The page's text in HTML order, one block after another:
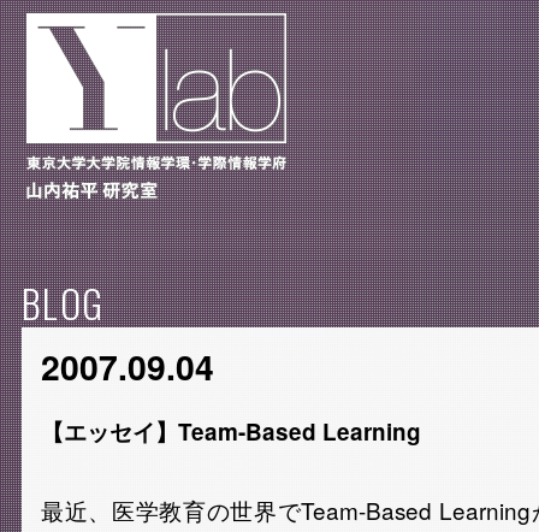
BLOG
2007.09.04
【エッセイ】Team-Based Learning
最近、医学教育の世界でTeam-Based